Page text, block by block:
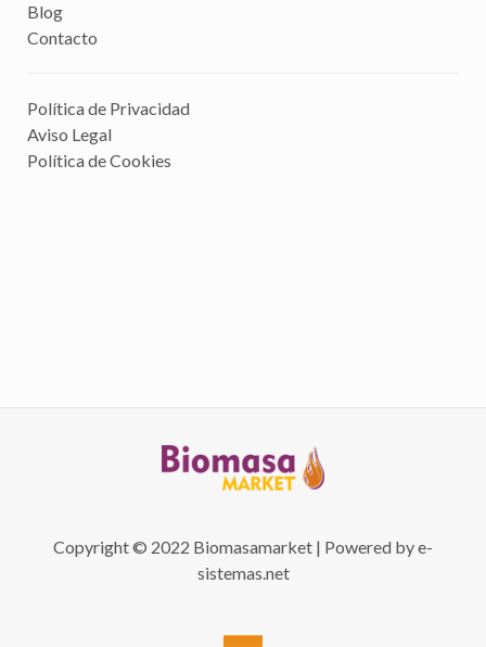
Blog
Contacto
Política de Privacidad
Aviso Legal
Política de Cookies
Copyright © 2022 Biomasamarket | Powered bye-
sistemas.net